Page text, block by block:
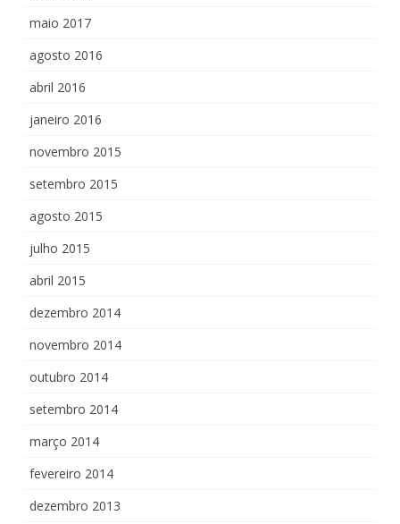
maio 2017
agosto 2016
abril 2016
janeiro 2016
novembro 2015
setembro 2015
agosto 2015
julho 2015
abril 2015
dezembro 2014
novembro 2014
outubro 2014
setembro 2014
março 2014
fevereiro 2014
dezembro 2013